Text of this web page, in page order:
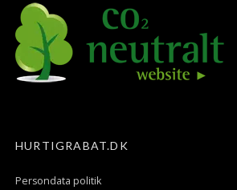
HURTIGRABAT.DK
Persondata politik